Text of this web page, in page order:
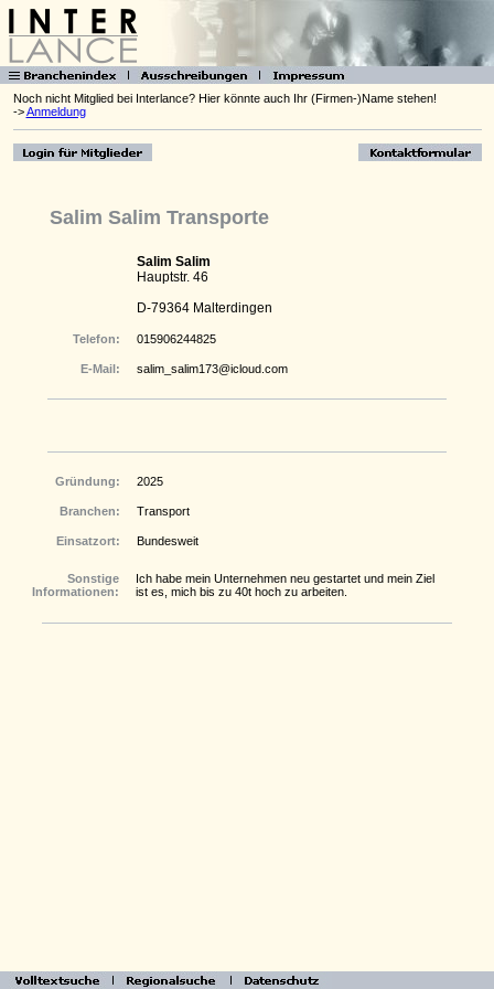
Noch nicht Mitglied bei Interlance? Hier könnte auch Ihr (Firmen-)Name stehen!
->Anmeldung
Salim Salim Transporte
Salim Salim
Hauptstr. 46
D-79364 Malterdingen
Telefon: 015906244825
E-Mail: salim_salim173@icloud.com
Gründung: 2025
Branchen: Transport
Einsatzort: Bundesweit
Sonstige
Informationen:
Ich habe mein Unternehmen neu gestartet und mein Ziel
ist es, mich bis zu 40t hoch zu arbeiten.